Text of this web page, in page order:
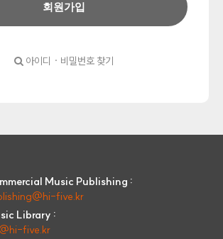
회원가입
아이디 · 비밀번호 찾기
Music Publishing :
five.kr
Library :
five.kr